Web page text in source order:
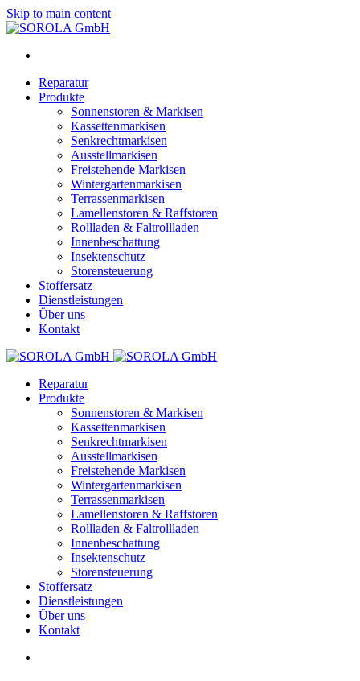
Skip to main content
Reparatur
Produkte
Sonnenstoren & Markisen
Kassettenmarkisen
Senkrechtmarkisen
Ausstellmarkisen
Freistehende Markisen
Wintergartenmarkisen
Terrassenmarkisen
Lamellenstoren & Raffstoren
Rollladen & Faltrollladen
Innenbeschattung
Insektenschutz
Storensteuerung
Stoffersatz
Dienstleistungen
Über uns
Kontakt
Reparatur
Produkte
Sonnenstoren & Markisen
Kassettenmarkisen
Senkrechtmarkisen
Ausstellmarkisen
Freistehende Markisen
Wintergartenmarkisen
Terrassenmarkisen
Lamellenstoren & Raffstoren
Rollladen & Faltrollladen
Innenbeschattung
Insektenschutz
Storensteuerung
Stoffersatz
Dienstleistungen
Über uns
Kontakt